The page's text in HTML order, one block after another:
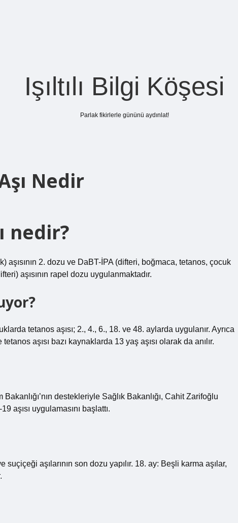
Işıltılı Bilgi Köşesi
Parlak fikirlerle gününü aydınlat!
Nedir
nedir?
aşısının 2. dozu ve DaBT-İPA (difteri, boğmaca, tetanos, çocuk
aşısının rapel dozu uygulanmaktadır.
tetanos aşısı; 2., 4., 6., 18. ve 48. aylarda uygulanır. Ayrıca
aşısı bazı kaynaklarda 13 yaş aşısı olarak da anılır.
destekleriyle Sağlık Bakanlığı, Cahit Zarifoğlu
aşısı uygulamasını başlattı.
suçiçeği aşılarının son dozu yapılır. 18. ay: Beşli karma aşılar,